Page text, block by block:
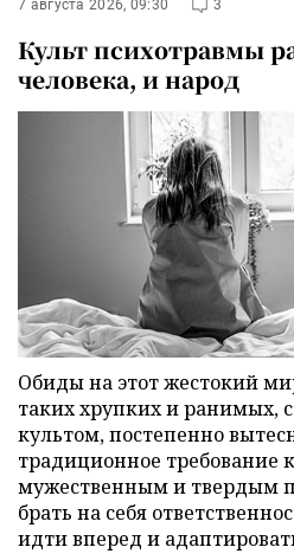
7 августа 2026, 09:30 3
Культ психотравмы
человека, и народ
Обиды на этот жестокий
таких хрупких и ранимых,
культом, постепенно
традиционное требование
мужественным и твердым
брать на себя
идти вперед и